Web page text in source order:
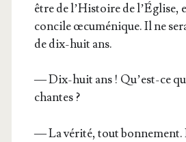
être de l’His­toire de
concile œcu­mé­nique. Il ne
de dix-huit ans.
— Dix-huit ans ! Qu’est-ce
chantes ?
— La véri­té, tout bon­ne­ment.